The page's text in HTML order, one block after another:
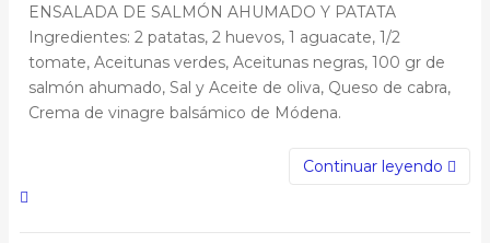
ENSALADA DE SALMÓN AHUMADO Y PATATA
Ingredientes: 2 patatas, 2 huevos, 1 aguacate, 1/2
tomate, Aceitunas verdes, Aceitunas negras, 100 gr de
salmón ahumado, Sal y Aceite de oliva, Queso de cabra,
Crema de vinagre balsámico de Módena.
Continuar leyendo